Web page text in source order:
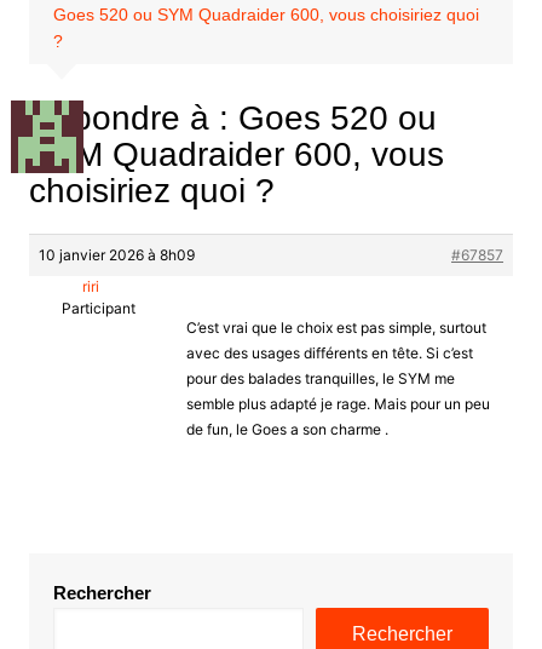
Goes 520 ou SYM Quadraider 600, vous choisiriez quoi
?
Répondre à : Goes 520 ou
SYM Quadraider 600, vous
choisiriez quoi ?
10 janvier 2026 à 8h09
#67857
riri
Participant
C’est vrai que le choix est pas simple, surtout
avec des usages différents en tête. Si c’est
pour des balades tranquilles, le SYM me
semble plus adapté je rage. Mais pour un peu
de fun, le Goes a son charme .
Rechercher
Rechercher